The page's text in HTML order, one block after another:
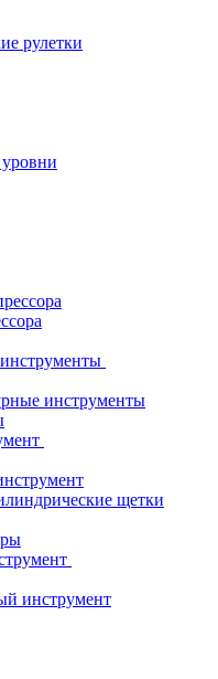
рулетки
инструменты
щетки
инструмент